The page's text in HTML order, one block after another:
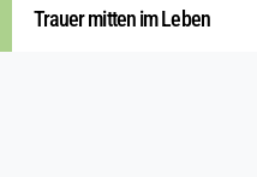
Trauer mitten im Leben